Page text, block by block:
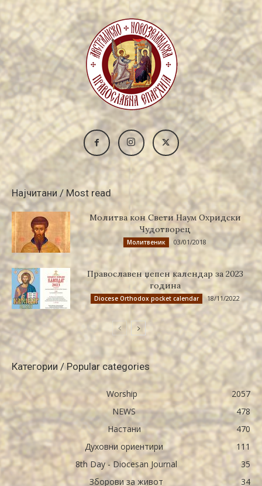
Најчитани / Most read
Молитва кон Свети Наум Охридски
Чудотворец
Молитвеник 03/01/2018
Православен џепен календар за 2023
година
Diocese Orthodox pocket calendar 18/11/2022
Категории / Popular categories
Worship
2057
NEWS
478
Настани
470
Духовни ориентири
111
8th Day - Diocesan Journal
35
Зборови за живот
34